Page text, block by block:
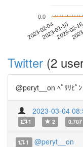
2023-02-042023-02-102023-02-16
0.0
Twitter (2
@peryt__on ﾍﾟﾘﾘﾋﾟ
2023-03-04
1 2 0.707
1 @peryt__on